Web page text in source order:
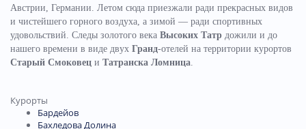
Австрии, Германии. Летом сюда приезжали ради прекрасных видов
и чистейшего горного воздуха, а зимой — ради спортивных
удовольствий. Следы золотого века Высоких Татр дожили и до
нашего времени в виде двух Гранд-отелей на территории курортов
Старый Смоковец и Татранска Ломница
Курорты
Бардейов
Бахледова Долина